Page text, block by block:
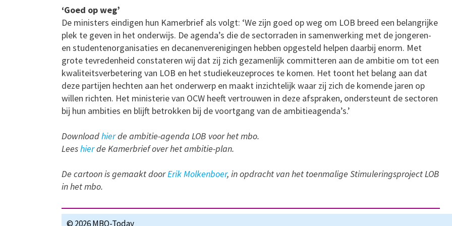
‘Goed op weg’
De ministers eindigen hun Kamerbrief als volgt: ‘We zijn goed op weg om LOB breed een belangrijke
plek te geven in het onderwijs. De agenda’s die de sectorraden in samenwerking met de jongeren-
en studentenorganisaties en decanenverenigingen hebben opgesteld helpen daarbij enorm. Met
grote tevredenheid constateren wij dat zij zich gezamenlijk committeren aan de ambitie om tot een
kwaliteitsverbetering van LOB en het studiekeuzeproces te komen. Het toont het belang aan dat
deze partijen hechten aan het onderwerp en maakt inzichtelijk waar zij zich de komende jaren op
willen richten. Het ministerie van OCW heeft vertrouwen in deze afspraken, ondersteunt de sectoren
bij hun ambities en blijft betrokken bij de voortgang van de ambitieagenda’s.’
Downloadhierde ambitie-agenda LOB voor het mbo.
Leeshierde Kamerbrief over het ambitie-plan.
De cartoon is gemaakt doorErik Molkenboer, in opdracht van het toenmalige Stimuleringsproject LOB
in het mbo.
© 2026 MBO-Today